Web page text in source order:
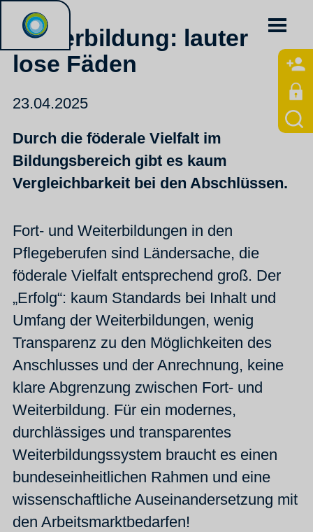
Weiterbildung: lauter
lose Fäden
23.04.2025
Durch die föderale Vielfalt im
Bildungsbereich gibt es kaum
Vergleichbarkeit bei den Abschlüssen.
Fort- und Weiterbildungen in den
Pflegeberufen sind Ländersache, die
föderale Vielfalt entsprechend groß. Der
„Erfolg“: kaum Standards bei Inhalt und
Umfang der Weiterbildungen, wenig
Transparenz zu den Möglichkeiten des
Anschlusses und der Anrechnung, keine
klare Abgrenzung zwischen Fort- und
Weiterbildung. Für ein modernes,
durchlässiges und transparentes
Weiterbildungssystem braucht es einen
bundeseinheitlichen Rahmen und eine
wissenschaftliche Auseinandersetzung mit
den Arbeitsmarktbedarfen!